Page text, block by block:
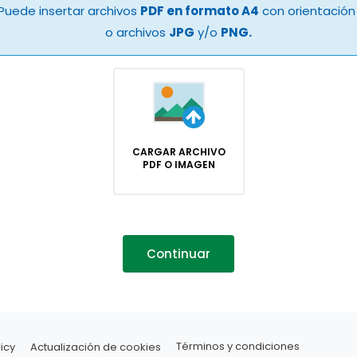
insertar archivos PDF en formato A4 con
o archivos JPG y/o PNG.
CARGAR ARCHIVO
PDF O IMAGEN
Continuar
Actualización de cookies Términos y condiciones